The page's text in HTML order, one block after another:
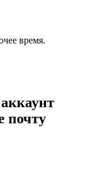
время.
аккаунт
почту